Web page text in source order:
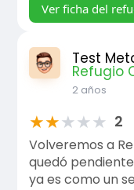
Ver ficha del
Test
Refugio
2 años
★★★★★ 2
Volveremos a
quedó
ya es como un